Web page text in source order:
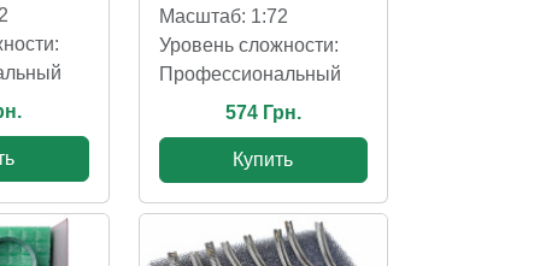
Масштаб: 1:72
Уровень сложности:
Профессиональный
574 Грн.
Купить